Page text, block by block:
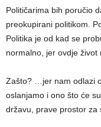
Političarima bih poručio
preokupirani politikom.
Politika je od kad se
normalno, jer ovdje život
Zašto? …jer nam odlazi
oslanjamo i ono što će
državu, prave prostor za